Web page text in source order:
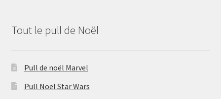
Tout le pull de Noël
Pull de noël Marvel
Pull Noël Star Wars